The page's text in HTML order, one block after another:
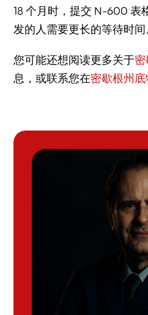
18 个月时，提交 N-600 表
发的人需要更长的等待时间
您可能还想阅读更多关于
息，或联系您在密歇根州